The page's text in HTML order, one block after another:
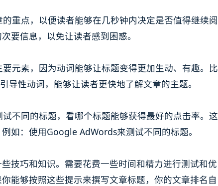
重点，以便读者能够在几秒钟内决定是否值得继续阅
要信息，以免让读者感到困惑。
元素，因为动词能够让标题变得更加生动、有趣。比
导性动词，能够让读者更快地了解文章的主题。
不同的标题，看哪个标题能够获得最好的点击率。这
如：使用Google AdWords来测试不同的标题。
技巧和知识。需要花费一些时间和精力进行测试和优
能够按照这些提示来撰写文章标题，你的文章排名自